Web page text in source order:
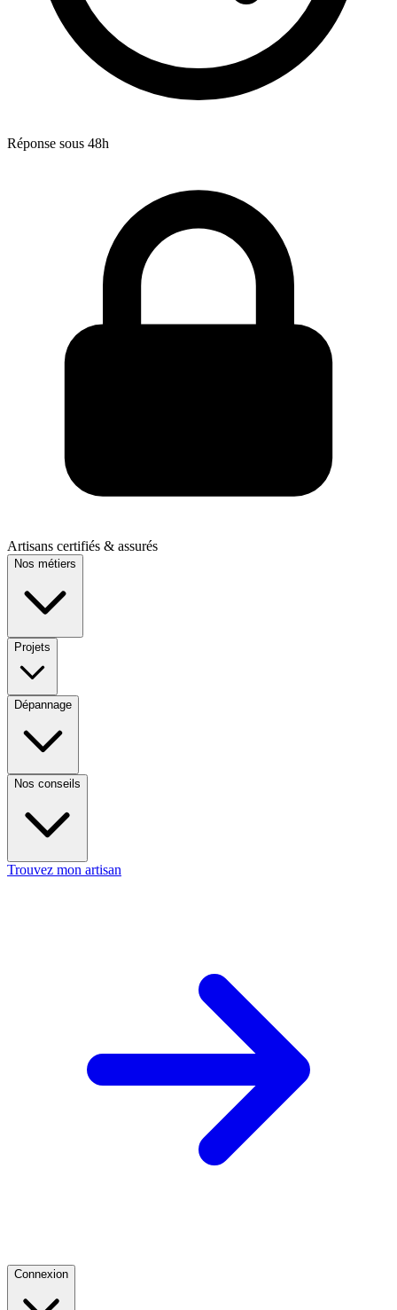
Réponse sous 48h
Artisans certifiés & assurés
Nos métiers
Projets
Dépannage
Nos conseils
Trouvez mon artisan
Connexion